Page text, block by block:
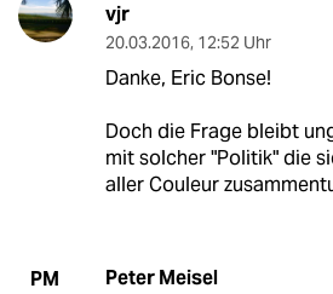
vjr
20.03.2016, 12:52 Uhr
Danke, Eric Bonse!
Doch die Frage bleibt
mit solcher "Politik" die
aller Couleur
PM Peter Meisel